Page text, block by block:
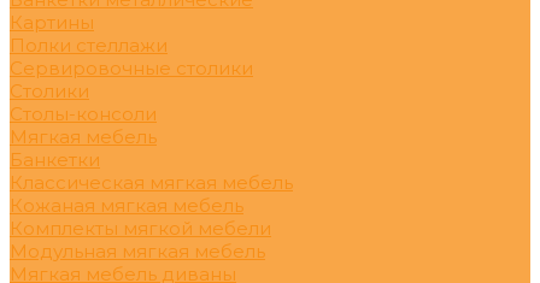
Картины
Полки стеллажи
Сервировочные столики
Столики
Столы-консоли
Мягкая мебель
Банкетки
Классическая мягкая мебель
Кожаная мягкая мебель
Комплекты мягкой мебели
Модульная мягкая мебель
Мягкая мебель диваны